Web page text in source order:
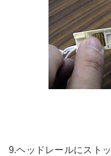
9.ヘッドレールにスト